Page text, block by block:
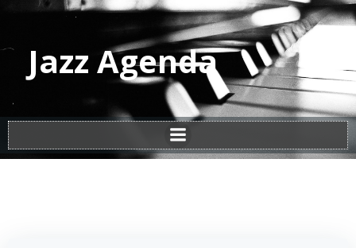
Vai
al
contenuto
Jazz Agenda